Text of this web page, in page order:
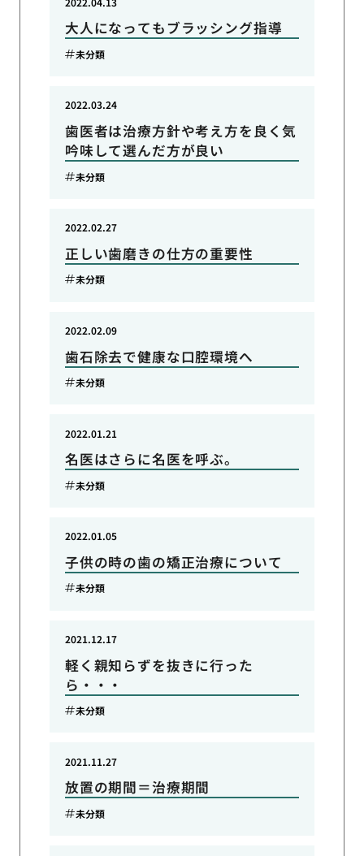
大人になってもブラッシング指導
未分類
歯医者は治療方針や考え方を良く気
吟味して選んだ方が良い
2022.03.24
未分類
正しい歯磨きの仕方の重要性
2022.02.27
未分類
歯石除去で健康な口腔環境へ
2022.02.09
未分類
名医はさらに名医を呼ぶ。
2022.01.21
未分類
子供の時の歯の矯正治療について
2022.01.05
未分類
軽く親知らずを抜きに行った
ら・・・
2021.12.17
未分類
放置の期間＝治療期間
2021.11.27
未分類